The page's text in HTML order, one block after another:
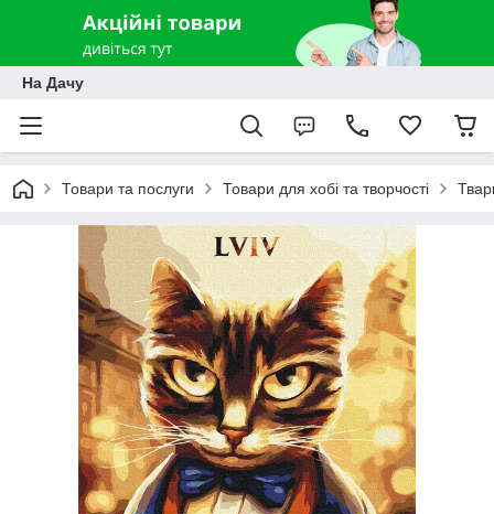
На Дачу
Товари та послуги Товари для хобі та творчості